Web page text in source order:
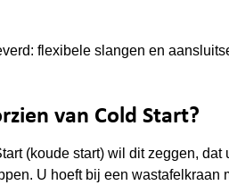
flexibele slangen en
van Cold Start?
(koude start) wil dit zeggen,
U hoeft bij een